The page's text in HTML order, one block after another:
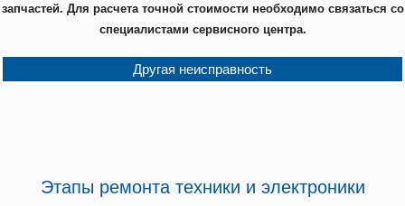
запчастей. Для расчета точной стоимости необходимо связаться со
специалистами сервисного центра.
Другая неисправность
Этапы ремонта техники и электроники